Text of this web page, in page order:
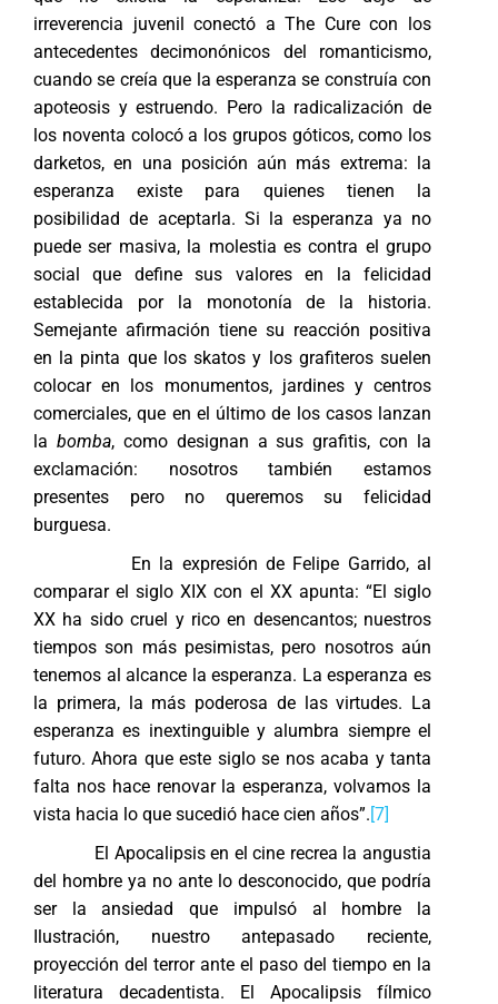
irreverencia juvenil conectó a The Cure con los
antecedentes decimonónicos del romanticismo,
cuando se creía que la esperanza se construía con
apoteosis y estruendo. Pero la radicalización de
los noventa colocó a los grupos góticos, como los
darketos, en una posición aún más extrema: la
esperanza existe para quienes tienen la
posibilidad de aceptarla. Si la esperanza ya no
puede ser masiva, la molestia es contra el grupo
social que define sus valores en la felicidad
establecida por la monotonía de la historia.
Semejante afirmación tiene su reacción positiva
en la pinta que los skatos y los grafiteros suelen
colocar en los monumentos, jardines y centros
comerciales, que en el último de los casos lanzan
la bomba, como designan a sus grafitis, con la
exclamación: nosotros también estamos
presentes pero no queremos su felicidad
burguesa.
En la expresión de Felipe Garrido, al
comparar el siglo XIX con el XX apunta: “El siglo
XX ha sido cruel y rico en desencantos; nuestros
tiempos son más pesimistas, pero nosotros aún
tenemos al alcance la esperanza. La esperanza es
la primera, la más poderosa de las virtudes. La
esperanza es inextinguible y alumbra siempre el
futuro. Ahora que este siglo se nos acaba y tanta
falta nos hace renovar la esperanza, volvamos la
vista hacia lo que sucedió hace cien años”.[7]
El Apocalipsis en el cine recrea la angustia
del hombre ya no ante lo desconocido, que podría
ser la ansiedad que impulsó al hombre la
Ilustración, nuestro antepasado reciente,
proyección del terror ante el paso del tiempo en la
literatura decadentista. El Apocalipsis fílmico